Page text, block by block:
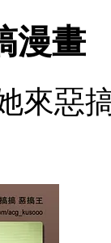
漫畫
來惡